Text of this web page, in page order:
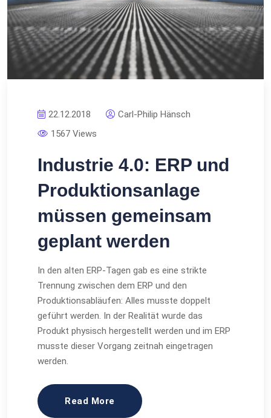
22.12.2018
Carl-Philip Hänsch
1567 Views
Industrie 4.0: ERP und
Produktionsanlage
müssen gemeinsam
geplant werden
In den alten ERP-Tagen gab es eine strikte
Trennung zwischen dem ERP und den
Produktionsabläufen: Alles musste doppelt
geführt werden. In der Realität wurde das
Produkt physisch hergestellt werden und im ERP
musste dieser Vorgang zeitnah eingetragen
werden.
Read More